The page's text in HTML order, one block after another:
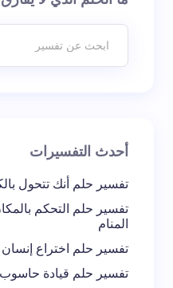
احفظ اسمي والبريد
أحدث التفسيرات
تفسير حلم أنك تتحول
تفسير حلم التحكم
المنام
تفسير حلم اختراع
تفسير حلم قيادة